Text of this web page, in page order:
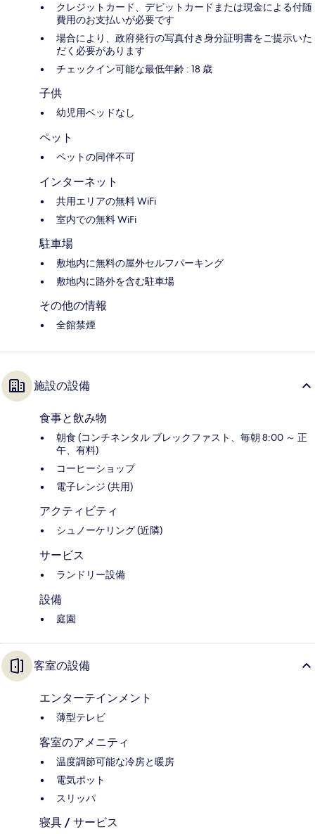
クレジットカード、デビットカードまたは現金による付随
費用のお支払いが必要です
場合により、政府発行の写真付き身分証明書をご提示いた
だく必要があります
チェックイン可能な最低年齢 : 18 歳
子供
幼児用ベッドなし
ペット
ペットの同伴不可
インターネット
共用エリアの無料 WiFi
室内での無料 WiFi
駐車場
敷地内に無料の屋外セルフパーキング
敷地内に路外を含む駐車場
その他の情報
全館禁煙
施設の設備
食事と飲み物
朝食 (コンチネンタル ブレックファスト、毎朝 8:00 ～ 正
午、有料)
コーヒーショップ
電子レンジ (共用)
アクティビティ
シュノーケリング (近隣)
サービス
ランドリー設備
設備
庭園
客室の設備
エンターテインメント
薄型テレビ
客室のアメニティ
温度調節可能な冷房と暖房
電気ポット
スリッパ
寝具 / サービス